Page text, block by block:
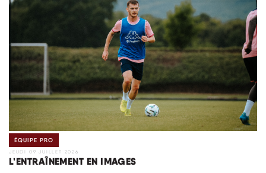
ÉQUIPE PRO
JEUDI 09 JUILLET 2026
L'ENTRAÎNEMENT EN IMAGES